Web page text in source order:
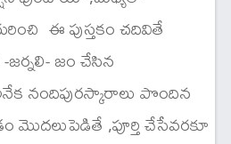
ఈ పుస్తకం చదివితే
జం చేసిన
నందిపురస్కారాలు పొందిన
మొదలుపెడితే ,పూర్తి చేసేవరకూ